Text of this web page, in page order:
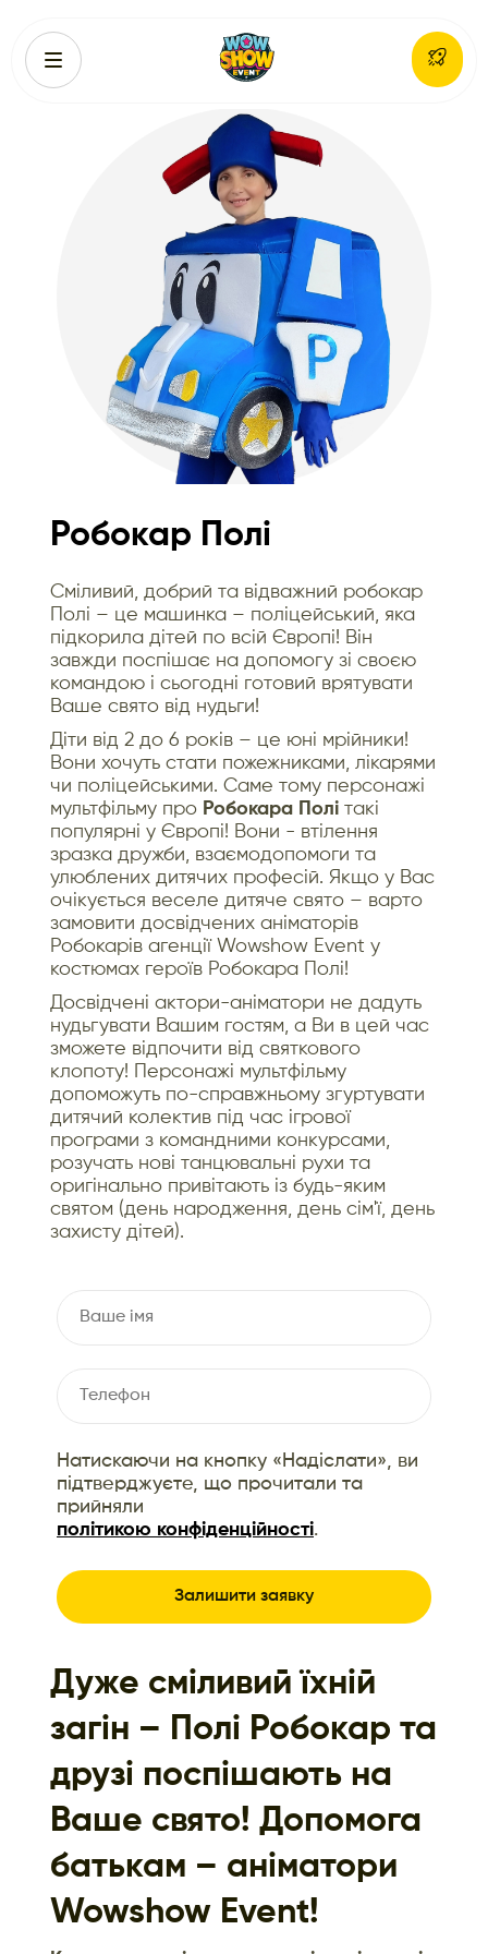
Робокар Полі
Сміливий, добрий та відважний робокар
Полі – це машинка – поліцейський, яка
підкорила дітей по всій Європі! Він
завжди поспішає на допомогу зі своєю
командою і сьогодні готовий врятувати
Ваше свято від нудьги!
Діти від 2 до 6 років – це юні мрійники!
Вони хочуть стати пожежниками, лікарями
чи поліцейськими. Саме тому персонажі
мультфільму про Робокара Полі такі
популярні у Європі! Вони - втілення
зразка дружби, взаємодопомоги та
улюблених дитячих професій. Якщо у Вас
очікується веселе дитяче свято – варто
замовити досвідчених аніматорів
Робокарів агенції Wowshow Event у
костюмах героїв Робокара Полі!
Досвідчені актори-аніматори не дадуть
нудьгувати Вашим гостям, а Ви в цей час
зможете відпочити від святкового
клопоту! Персонажі мультфільму
допоможуть по-справжньому згуртувати
дитячий колектив під час ігрової
програми з командними конкурсами,
розучать нові танцювальні рухи та
оригінально привітають із будь-яким
святом (день народження, день сім'ї, день
захисту дітей).
Натискаючи на кнопку «Надіслати», ви
підтверджуєте, що прочитали та
прийняли
політикою конфіденційності.
Дуже сміливий їхній
загін – Полі Робокар та
друзі поспішають на
Ваше свято! Допомога
батькам – аніматори
Wowshow Event!